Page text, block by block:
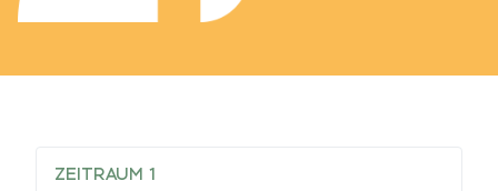
ZEITRAUM 1